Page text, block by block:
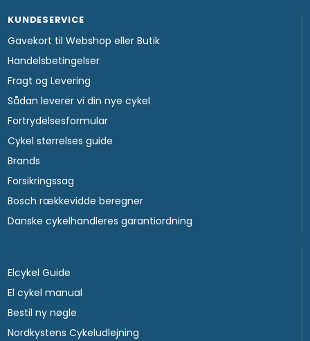
KUNDESERVICE
Gavekort til Webshop eller Butik
Handelsbetingelser
Fragt og Levering
Sådan leverer vi din nye cykel
Fortrydelsesformular
Cykel størrelses guide
Brands
Forsikringssag
Bosch rækkevidde beregner
Danske cykelhandleres garantiordning
Elcykel Guide
El cykel manual
Bestil ny nøgle
Nordkystens Cykeludlejning